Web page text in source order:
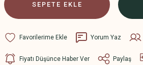
SEPETE EKLE
Yorum Yaz
Fiyatı Düşünce Haber Ver Paylaş